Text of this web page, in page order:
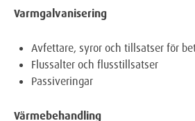
Varmgalvanisering
Avfettare, syror och tillsatser för
Flussalter och flusstillsatser
Passiveringar
Värmebehandling